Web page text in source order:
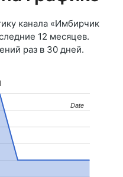
канала «Имбирчик
12 месяцев.
раз в 30 дней.
Date
Date